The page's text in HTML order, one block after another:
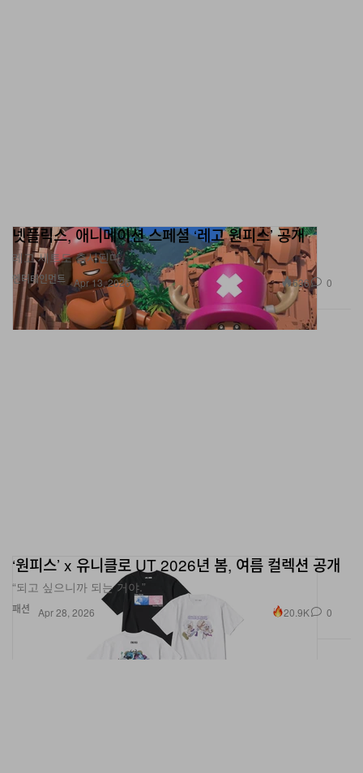
엔터테인먼트
넷플릭스, 애니메이션 스페셜 ‘레고 원피스’ 공개
레고 세트도 출시된다.
Apr 13, 2026 636 0
패션
‘원피스’ x 유니클로 UT 2026년 봄, 여름 컬렉션 공개
“되고 싶으니까 되는 거야.”
Apr 28, 2026 20.9K 0